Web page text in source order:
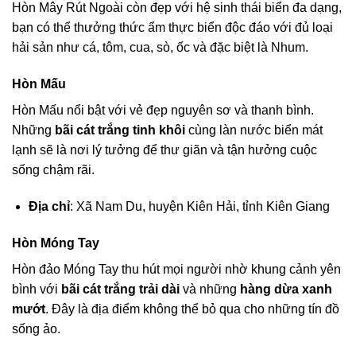
Hòn Mây Rút Ngoài còn đẹp với hệ sinh thái biển đa dạng,
bạn có thể thưởng thức ẩm thực biển độc đáo với đủ loại
hải sản như cá, tôm, cua, sò, ốc và đặc biệt là Nhum.
Hòn Mấu
Hòn Mấu nổi bật với vẻ đẹp nguyên sơ và thanh bình.
Những bãi cát trắng tinh khôi cùng làn nước biển mát
lạnh sẽ là nơi lý tưởng để thư giãn và tận hưởng cuộc
sống chậm rãi.
Địa chỉ: Xã Nam Du, huyện Kiên Hải, tỉnh Kiên Giang
Hòn Móng Tay
Hòn đảo Móng Tay thu hút mọi người nhờ khung cảnh yên
bình với bãi cát trắng trải dài và những hàng dừa xanh
mướt. Đây là địa điểm không thể bỏ qua cho những tín đồ
sống ảo.